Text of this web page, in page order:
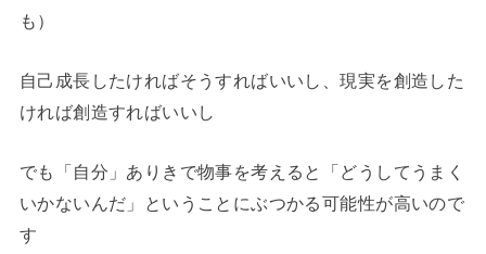
も）
自己成長したければそうすればいいし、現実を創造した
ければ創造すればいいし
でも「自分」ありきで物事を考えると「どうしてうまく
いかないんだ」ということにぶつかる可能性が高いので
す